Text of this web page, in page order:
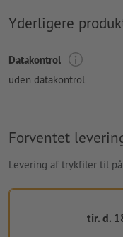
Yderligere
Datakontrol
uden datakontrol
Forventet
Levering af trykfiler til
tir. d.